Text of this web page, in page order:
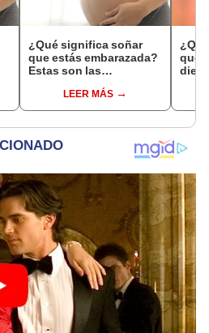
¿Qué significa soñar
que estás embarazada?
Estas son las
comunesLEER MÁS
que